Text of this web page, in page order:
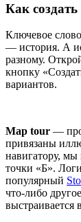
Как
Ключевое
— история. А
разному.
кнопку
вариантов.
Map tour —
привязаны
навигатору,
точки «Б».
популярный
что-либо
выстраивается